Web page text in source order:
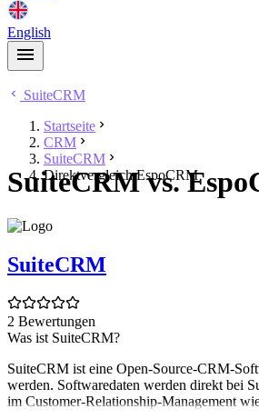
English
SuiteCRM
Startseite
CRM
SuiteCRM
Direktvergleich EspoCRM
SuiteCRM vs.
SuiteCRM
2 Bewertungen
Was ist SuiteCRM?
SuiteCRM ist eine Open-Source-CRM-
werden. Softwaredaten werden direkt bei
im Customer-Relationship-Management